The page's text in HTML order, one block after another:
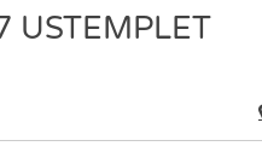
USTEMPLET